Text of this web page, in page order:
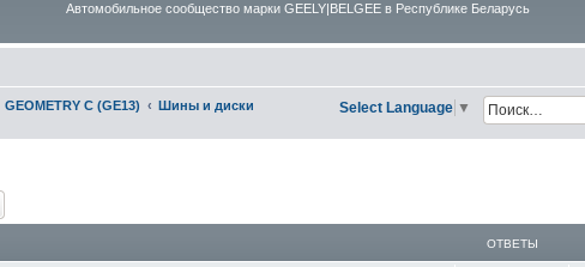
Автомобильное сообщество марки GEELY|BELGEE в Республике Беларусь
GEOMETRY C (GE13) Шины и диски Select Language ▼
ОТВЕТЫ